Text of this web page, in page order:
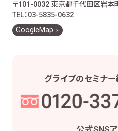
お客様とのお取引に
お客様との契約や法
義務の履行のため
ため
一部について委託さ
お取引先との打合せ
〒101-0032 東京都千代田区岩本
TEL：03-5835-0632
GoogleMap
グライブのセミナ